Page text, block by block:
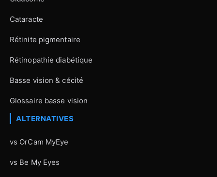
Cataracte
Rétinite pigmentaire
Rétinopathie diabétique
Basse vision & cécité
Glossaire basse vision
ALTERNATIVES
vs OrCam MyEye
vs Be My Eyes